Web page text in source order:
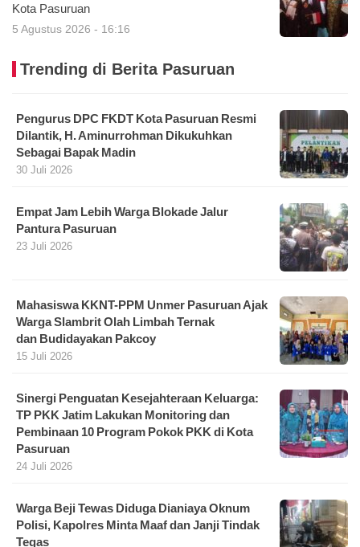
Kota Pasuruan
5 Agustus 2026 - 16:16
Trending di Berita Pasuruan
Pengurus DPC FKDT Kota Pasuruan Resmi
Dilantik, H. Aminurrohman Dikukuhkan
Sebagai Bapak Madin
30 Juli 2026
Empat Jam Lebih Warga Blokade Jalur
Pantura Pasuruan
23 Juli 2026
Mahasiswa KKNT-PPM Unmer Pasuruan Ajak
Warga Slambrit Olah Limbah Ternak
dan Budidayakan Pakcoy
15 Juli 2026
Sinergi Penguatan Kesejahteraan Keluarga:
TP PKK Jatim Lakukan Monitoring dan
Pembinaan 10 Program Pokok PKK di Kota
Pasuruan
24 Juli 2026
Warga Beji Tewas Diduga Dianiaya Oknum
Polisi, Kapolres Minta Maaf dan Janji Tindak
Tegas